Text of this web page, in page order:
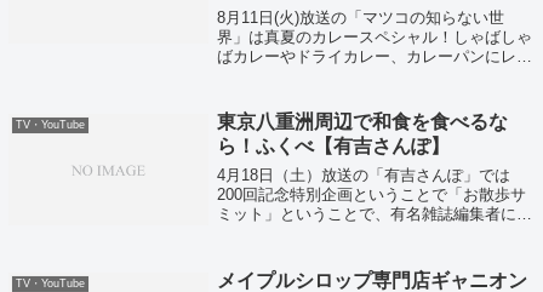
8月11日(火)放送の「マツコの知らない世
界」は真夏のカレースペシャル！しゃばしゃ
ばカレーやドライカレー、カレーパンにレト
ん草のチーズカレー！荻窪すぱいすがこ...
TV・YouTube
東京八重洲周辺で和食を食べるな
ら！ふくべ【有吉さんぽ】
4月18日（土）放送の「有吉さんぽ」では
200回記念特別企画ということで「お散歩サ
ミット」ということで、有名雑誌編集者に有
TV・YouTube
メイプルシロップ専門店ギャニオン